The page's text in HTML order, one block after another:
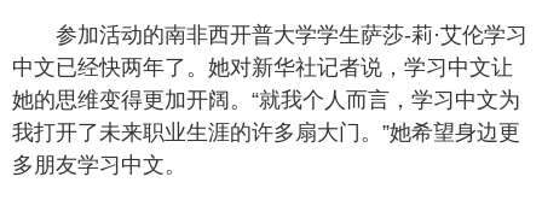
参加活动的南非西开普大学学生萨莎-莉·艾伦学习
中文已经快两年了。她对新华社记者说，学习中文让
她的思维变得更加开阔。“就我个人而言，学习中文为
我打开了未来职业生涯的许多扇大门。”她希望身边更
多朋友学习中文。